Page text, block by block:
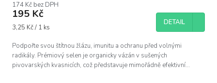
174 Kč bez DPH
195 Kč
Měrná
3,25 Kč / 1 ks
DETAIL
Podpořte svou štítnou žlázu, imunitu a ochranu před volnými
radikály. Prémiový selen je organicky vázán v sušených
pivovarských kvasnicích, což představuje mimořádně efektivní...